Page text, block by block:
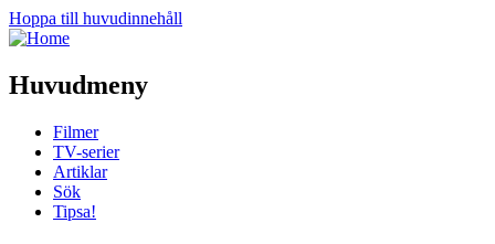
Hoppa till huvudinnehåll
Huvudmeny
Filmer
TV-serier
Artiklar
Sök
Tipsa!